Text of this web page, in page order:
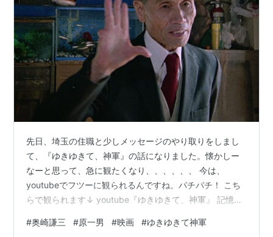
2005年6月16日、神戸市内の病院にて死去。享年85
歳。最後まで罵倒を忘れなかった。
主要著作
『ヤマザキ、天皇を撃て! - “皇居パチンコ事件”陳述
『宇宙人の聖書』
『奥崎謙三服役囚考―あいまいでない、宇宙の私』
出演映画
『ゆきゆきて、神軍』
『神様の愛い奴』
先日、埼玉の住職と少しメッセージのやり取りをしまし
て、『ゆきゆきて、神軍』の話になりました。懐かしー
なーと思って、急に観たくなり、、、、、、 今は、
youtubeでフツーに観られるんですね。パチパチ！ こち
らで観られます↓ youtube『ゆきゆきて、神軍』 記憶っ
前だと思ってました）。ただ当時、雑誌『ぴあ』のぴあ
#奥崎謙三 #原一男 #映画 #ゆきゆきて神軍